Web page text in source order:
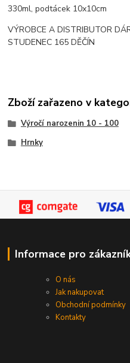
330ml, podtácek 10x10cm
VÝROBCE A DISTRIBUTOR
STUDENEC 165 DĚČÍN
Zboží zařazeno v
Výročí narozenin 10 - 100
Hrnky
Informace pro
O nás
Jak nakupovat
Obchodní podmínky
Kontakty